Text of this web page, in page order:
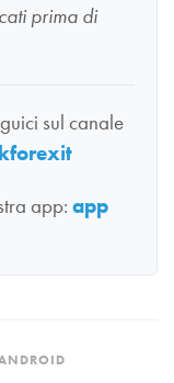
prima di
sul canale
app: app